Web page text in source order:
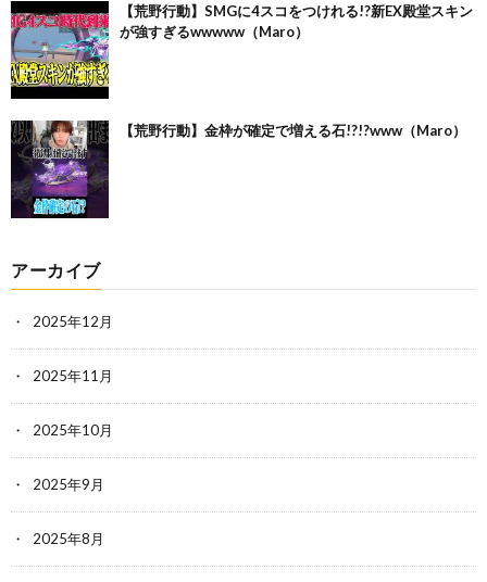
【荒野行動】SMGに4スコをつけれる!?新EX殿堂スキン
が強すぎるwwwww（Maro）
【荒野行動】金枠が確定で増える石!?!?www（Maro）
アーカイブ
2025年12月
2025年11月
2025年10月
2025年9月
2025年8月